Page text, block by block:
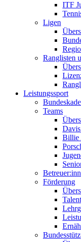
ITF
Ligen
Ranglisten
Leistungssport
Teams
Billie
Förderung